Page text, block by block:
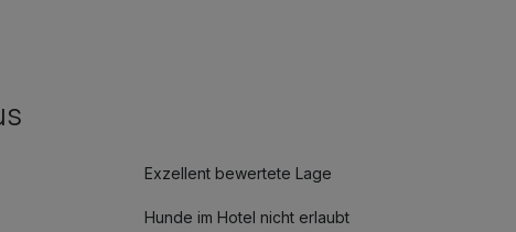
Exzellent bewertete Lage
Hunde im Hotel nicht erlaubt